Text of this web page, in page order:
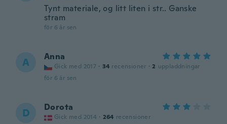
Tynt materiale, og litt liten i str.. Ganske
stram
för 6 år sen
A Anna
Gick med 2017 · 34 recensioner · 2 uppladdningar
för 6 år sen
D Dorota
Gick med 2014 · 264 recensioner